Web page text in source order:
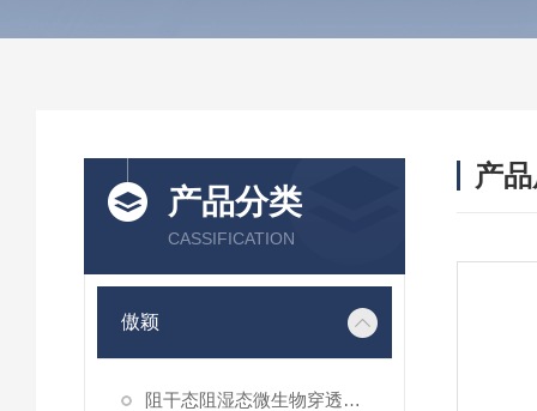
产品分类
CASSIFICATION
傲颖
阻干态阻湿态微生物穿透性能测试仪
产